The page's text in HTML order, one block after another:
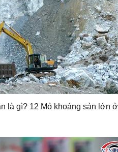
là gì? 12 Mỏ khoáng sản lớn ở